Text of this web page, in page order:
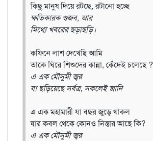
কিছু মানুষ দিয়ে রটছে, রটানো হচ্ছে
ক্ষতিকারক গুজব, আর
মিথ্যে খবরের ছড়াছড়ি।
কফিনে লাশ দেখেছি আমি
তাকে ঘিরে শিশুদের কান্না, কেঁদেই চলেছে ?
এ এক মৌসুমী জ্বর
যা ছড়িয়েছে সর্বত্র, সকলেই জানি
এ এক মহামারী যা বছর জুড়ে থাকল
যার কবল থেকে কোনও নিস্তার আছে কি?
এ এক মৌসুমী জ্বর